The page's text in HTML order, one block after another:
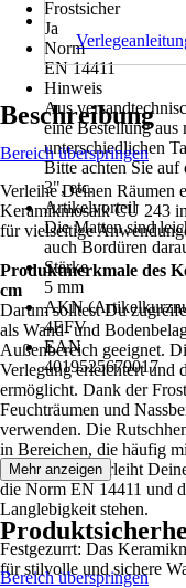
Frostsicher
Ja
Norm
EN 14411
Hinweis
Aus
eine Bestellung aus
unterschiedlichen
Bitte achten Sie
3", etc.
Artikelvorteil
Die Matten sind
auch Bordüren
Stärke
5 mm
AKN
4EFV
EAN
4019525679017
Beschreibung
Bereich überspringen
Verleihe Deinen Räumen
Keramikmosaik CU 243
für vielseitige
Produktmerkmale des
cm
Darum solltest Du
als Wand- und
Außenbereich geeignet.
Verlegung erleichtert und
ermöglicht. Dank der
Feuchträumen und
verwenden. Die
in Bereichen, die häufig
Metro-Optik verleiht
die Norm EN 14411 und
Langlebigkeit stehen.
Festgezurrt: Das
für stilvolle und sichere
Mehr anzeigen
Bereich überspringen